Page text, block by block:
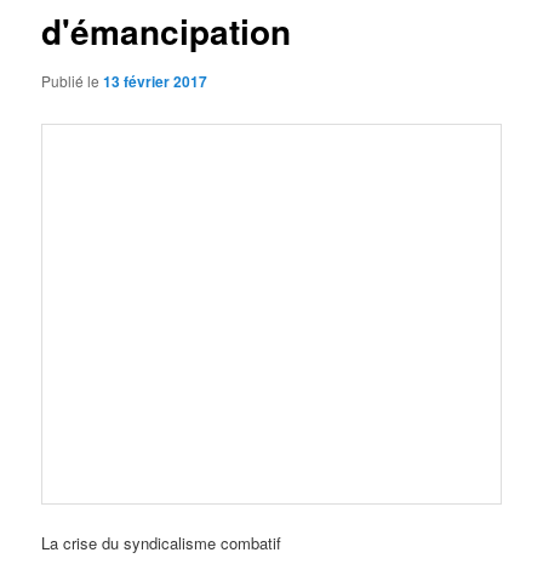
d'émancipation
Publié le13 février 2017
La crise du syndicalisme combatif